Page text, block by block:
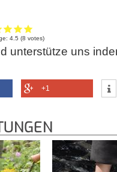
4.5 (8 votes)
unterstütze uns
+1